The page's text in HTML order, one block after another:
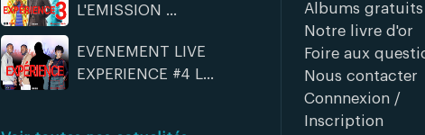
L'EMISSION ...
EVENEMENT LIVE
EXPERIENCE #4 L...
Albums gratuits
Notre livre d'or
Foire aux
Nous contacter
Connnexion /
Inscription